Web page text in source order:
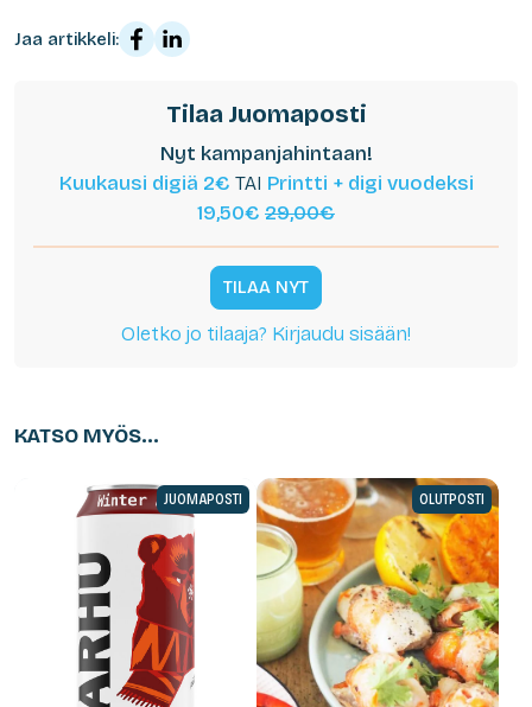
Jaa artikkeli:
Tilaa Juomaposti
Nyt kampanjahintaan!
Kuukausi digiä 2€ TAI Printti + digi vuodeksi
19,50€ 29,00€
TILAA NYT
Oletko jo tilaaja? Kirjaudu sisään!
KATSO MYÖS...
JUOMAPOSTI OLUTPOSTI